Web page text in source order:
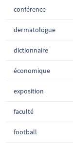
conférence
dermatologue
dictionnaire
économique
exposition
faculté
football